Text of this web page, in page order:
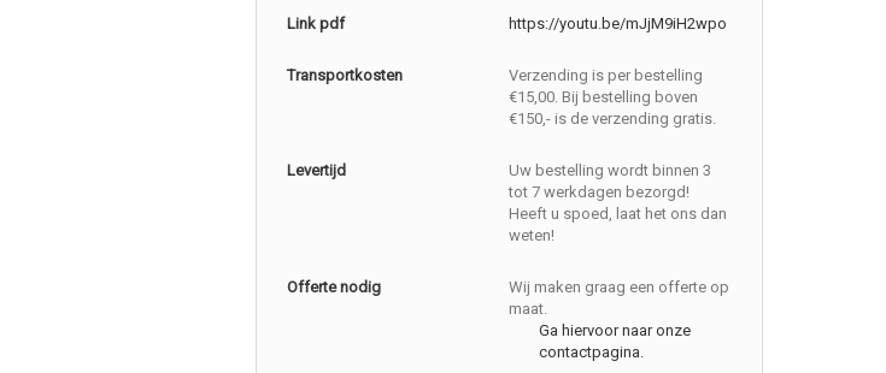
Link pdf https://youtu.be/mJjM9iH2wpo
Transportkosten
Verzending is per bestelling
€15,00. Bij bestelling boven
€150,- is de verzending gratis.
Levertijd
Uw bestelling wordt binnen 3
tot 7 werkdagen bezorgd!
Heeft u spoed, laat het ons dan
weten!
Offerte nodig
Wij maken graag een offerte op
maat.
Ga hiervoor naar onze
contactpagina.